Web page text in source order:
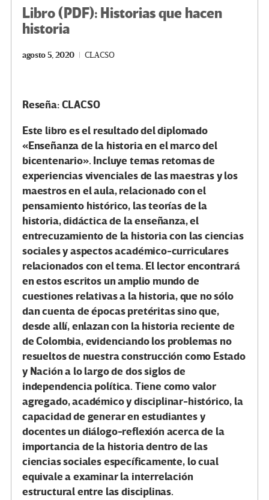
Libro (PDF): Historias que hacen
historia
agosto 5, 2020 CLACSO
Reseña: CLACSO
Este libro es el resultado del diplomado
«Enseñanza de la historia en el marco del
bicentenario». Incluye temas retomas de
experiencias vivenciales de las maestras y los
maestros en el aula, relacionado con el
pensamiento histórico, las teorías de la
historia, didáctica de la enseñanza, el
entrecuzamiento de la historia con las ciencias
sociales y aspectos académico-curriculares
relacionados con el tema. El lector encontrará
en estos escritos un amplio mundo de
cuestiones relativas a la historia, que no sólo
dan cuenta de épocas pretéritas sino que,
desde allí, enlazan con la historia reciente de
de Colombia, evidenciando los problemas no
resueltos de nuestra construcción como Estado
y Nación a lo largo de dos siglos de
independencia política. Tiene como valor
agregado, académico y disciplinar-histórico, la
capacidad de generar en estudiantes y
docentes un diálogo-reflexión acerca de la
importancia de la historia dentro de las
ciencias sociales específicamente, lo cual
equivale a examinar la interrelación
estructural entre las disciplinas.